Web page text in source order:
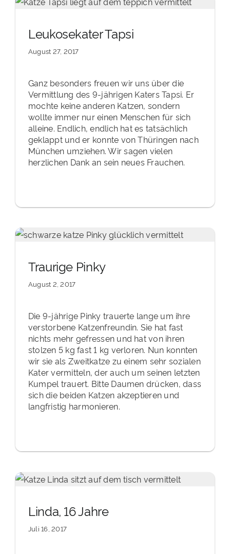
Leukosekater Tapsi
August 27, 2017
Ganz besonders freuen wir uns über die
Vermittlung des 9-jährigen Katers Tapsi. Er
mochte keine anderen Katzen, sondern
wollte immer nur einen Menschen für sich
alleine. Endlich, endlich hat es tatsächlich
geklappt und er konnte von Thüringen nach
München umziehen. Wir sagen vielen
herzlichen Dank an sein neues Frauchen.
Traurige Pinky
August 2, 2017
Die 9-jährige Pinky trauerte lange um ihre
verstorbene Katzenfreundin. Sie hat fast
nichts mehr gefressen und hat von ihren
stolzen 5 kg fast 1 kg verloren. Nun konnten
wir sie als Zweitkatze zu einem sehr sozialen
Kater vermitteln, der auch um seinen letzten
Kumpel trauert. Bitte Daumen drücken, dass
sich die beiden Katzen akzeptieren und
langfristig harmonieren.
Linda, 16 Jahre
Juli 16, 2017